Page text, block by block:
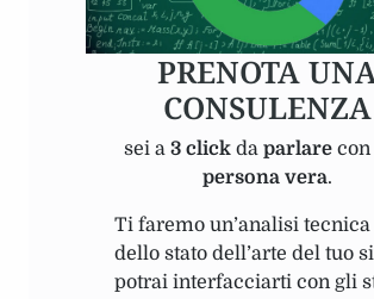
PRENOTA
CONSULENZA
sei a 3 click da parlare con
persona vera.
Ti faremo un’analisi tecnica
dello stato dell’arte del tuo
potrai interfacciarti con gli